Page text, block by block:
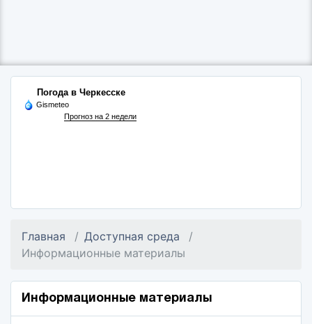
Погода в Черкесске
Gismeteo
Прогноз на 2 недели
Главная
Доступная среда
Информационные материалы
Информационные материалы